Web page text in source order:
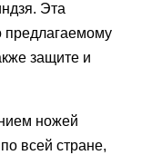
Эта
предлагаемому
защите и
ножей
всей стране,